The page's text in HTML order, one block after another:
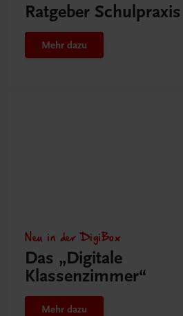
Ratgeber Schulpraxis
Mehr dazu
Neu in der DigiBox
Das „Digitale
Klassenzimmer“
Mehr dazu